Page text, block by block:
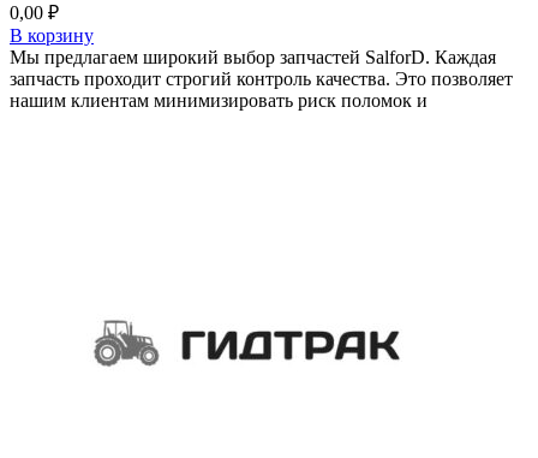
0,00 ₽
В корзину
Мы предлагаем широкий выбор запчастей SalforD. Каждая
запчасть проходит строгий контроль качества. Это позволяет
нашим клиентам минимизировать риск поломок и